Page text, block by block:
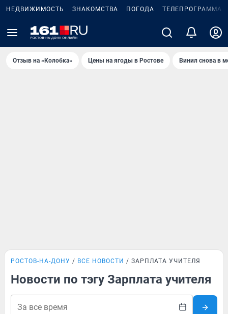
НЕДВИЖИМОСТЬ ЗНАКОМСТВА ПОГОДА ТЕЛЕПРОГРАММА
Отзыв на «Колобка» Цены на ягоды в Ростове Винил снова в
РОСТОВ-НА-ДОНУ ВСЕ НОВОСТИ ЗАРПЛАТА УЧИТЕЛЯ
Новости по тэгу Зарплата учителя